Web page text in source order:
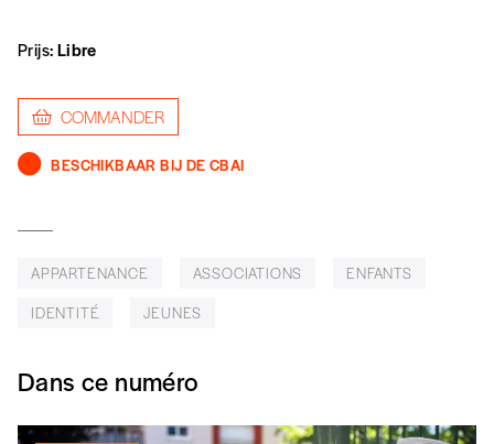
numéros)
Prijs:Libre
COMMANDER
BESCHIKBAAR BIJ DE CBAI
APPARTENANCE ASSOCIATIONS
ENFANTS
IDENTITÉ
JEUNES
Dans ce numéro